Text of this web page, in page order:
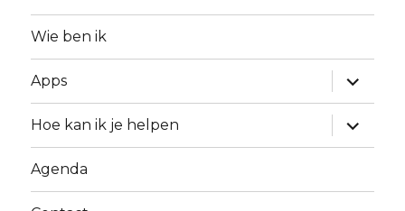
Wie ben ik
Apps
Hoe kan ik je helpen
Agenda